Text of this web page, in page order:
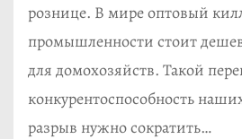
рознице. В мире оптовый
промышленности стоит
для домохозяйств. Такой
конкурентоспособность
разрыв нужно сократить…